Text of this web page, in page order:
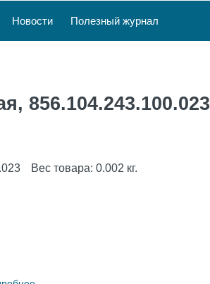
Новости Полезный журнал
856.104.243.100.023
Вес товара: 0.002 кг.